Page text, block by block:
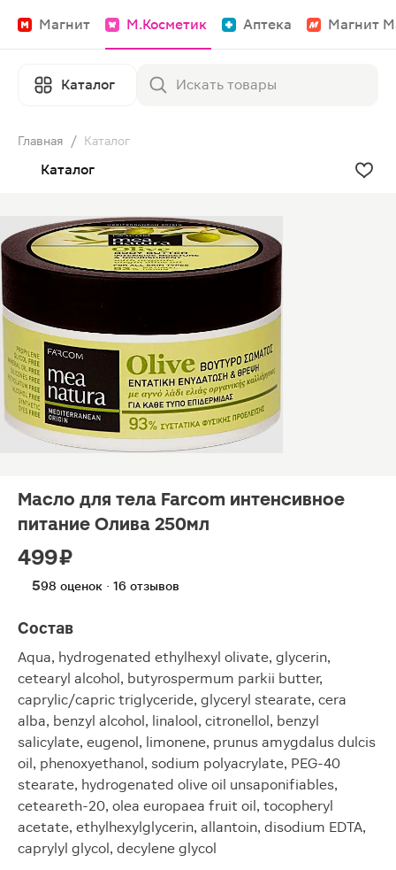
Магнит М.Косметик Аптека Магнит
Каталог
Главная / Каталог
Каталог
Масло для тела Farcom интенсивное
питание Олива 250мл
499 ₽
598 оценок · 16 отзывов
Состав
Aqua, hydrogenated ethylhexyl olivate, glycerin,
cetearyl alcohol, butyrospermum parkii butter,
caprylic/capric triglyceride, glyceryl stearate, cera
alba, benzyl alcohol, linalool, citronellol, benzyl
salicylate, eugenol, limonene, prunus amygdalus dulcis
oil, phenoxyethanol, sodium polyacrylate, PEG-40
stearate, hydrogenated olive oil unsaponifiables,
ceteareth-20, olea europaea fruit oil, tocopheryl
acetate, ethylhexylglycerin, allantoin, disodium EDTA,
caprylyl glycol, decylene glycol